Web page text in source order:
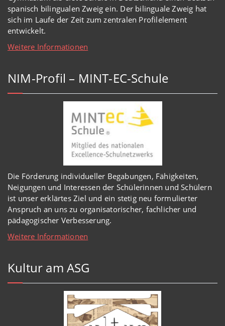
spanisch bilingualen Zweig ein. Der bilinguale Zweig hat
sich im Laufe der Zeit zum zentralen Profilelement
entwickelt.
Weitere Informationen
NIM-Profil – MINT-EC-Schule
Die Förderung individueller Begabungen, Fähigkeiten,
Neigungen und Interessen der Schülerinnen und Schülern
ist unser erklärtes Ziel und ein stetig neu formulierter
Anspruch an uns zu organisatorischer, fachlicher und
pädagogischer Verbesserung.
Weitere Informationen
Kultur am ASG